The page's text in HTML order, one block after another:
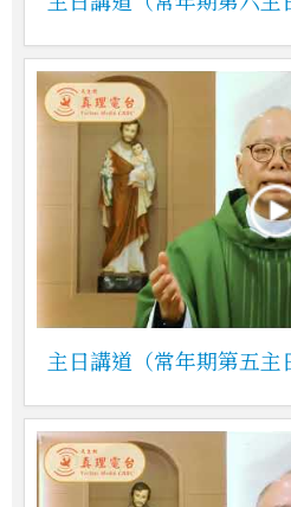
主日講道（常年期第五主